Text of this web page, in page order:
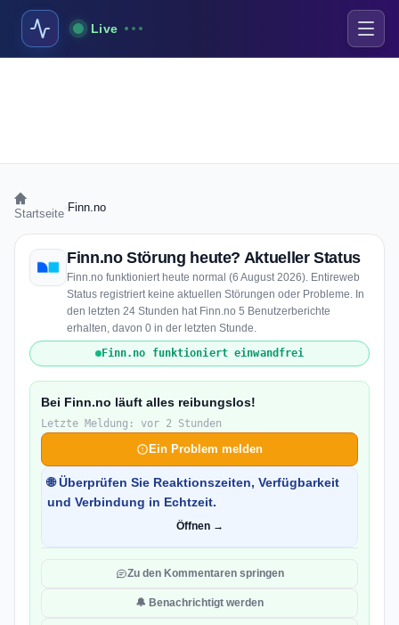
Live
Startseite Finn.no
Finn.no Störung heute? Aktueller Status
Finn.no funktioniert heute normal (6 August 2026). Entireweb
Status registriert keine aktuellen Störungen oder Probleme. In
den letzten 24 Stunden hat Finn.no 5 Benutzerberichte
erhalten, davon 0 in der letzten Stunde.
Finn.no funktioniert einwandfrei
Bei Finn.no läuft alles reibungslos!
Letzte Meldung: vor 2 Stunden
Ein Problem melden
🌐 Überprüfen Sie Reaktionszeiten, Verfügbarkeit
und Verbindung in Echtzeit.
Öffnen →
Zu den Kommentaren springen
🔔 Benachrichtigt werden